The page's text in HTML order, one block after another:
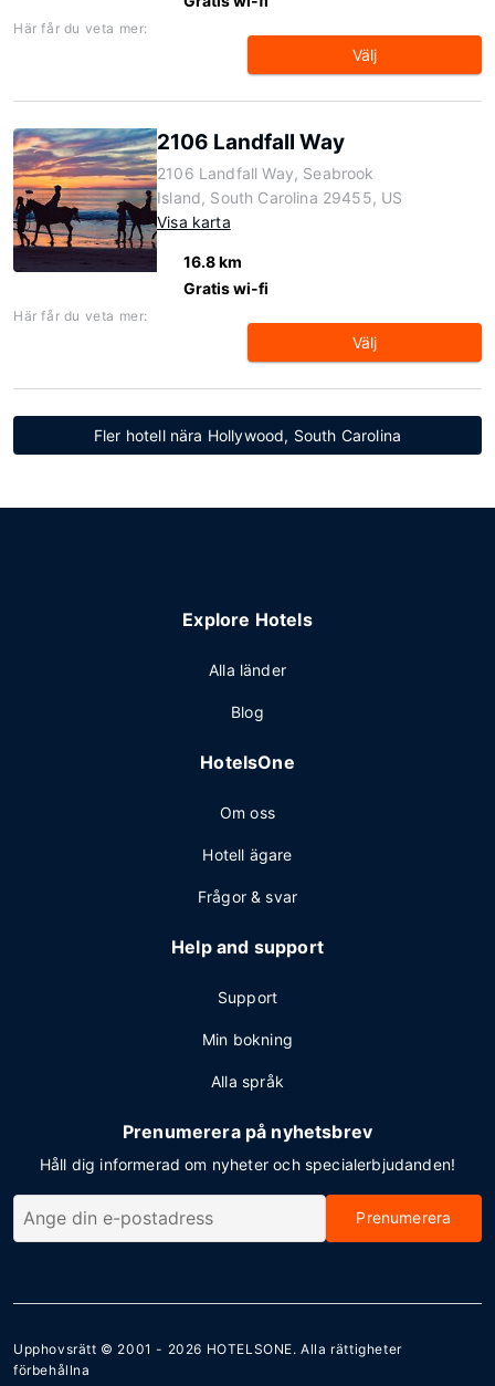
Här får du veta mer:
Välj
2106 Landfall Way
2106 Landfall Way, Seabrook
Island, South Carolina 29455, US
Visa karta
16.8 km
Gratis wi-fi
Här får du veta mer:
Välj
Fler hotell nära Hollywood, South Carolina
Explore Hotels
Alla länder
Blog
HotelsOne
Om oss
Hotell ägare
Frågor & svar
Help and support
Support
Min bokning
Alla språk
Prenumerera på nyhetsbrev
Håll dig informerad om nyheter och specialerbjudanden!
Prenumerera
Upphovsrätt © 2001 - 2026 HOTELSONE. Alla rättigheter
förbehållna